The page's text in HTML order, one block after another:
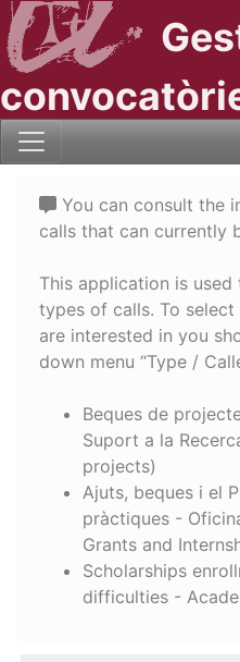
You can consult the
calls that can currently
This application is
types of calls. To
are interested in you
down menu “Type /
Beques de
Suport a la
projects)
Ajuts, beques i el
pràctiques -
Grants and
Scholarships
difficulties -